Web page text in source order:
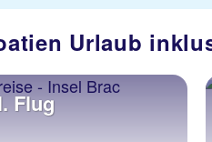
Urlaub
Flug